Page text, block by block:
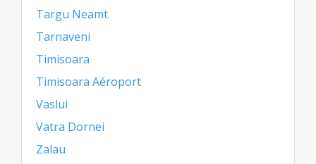
Targu Neamt
Tarnaveni
Timisoara
Timisoara Aéroport
Vaslui
Vatra Dornei
Zalau